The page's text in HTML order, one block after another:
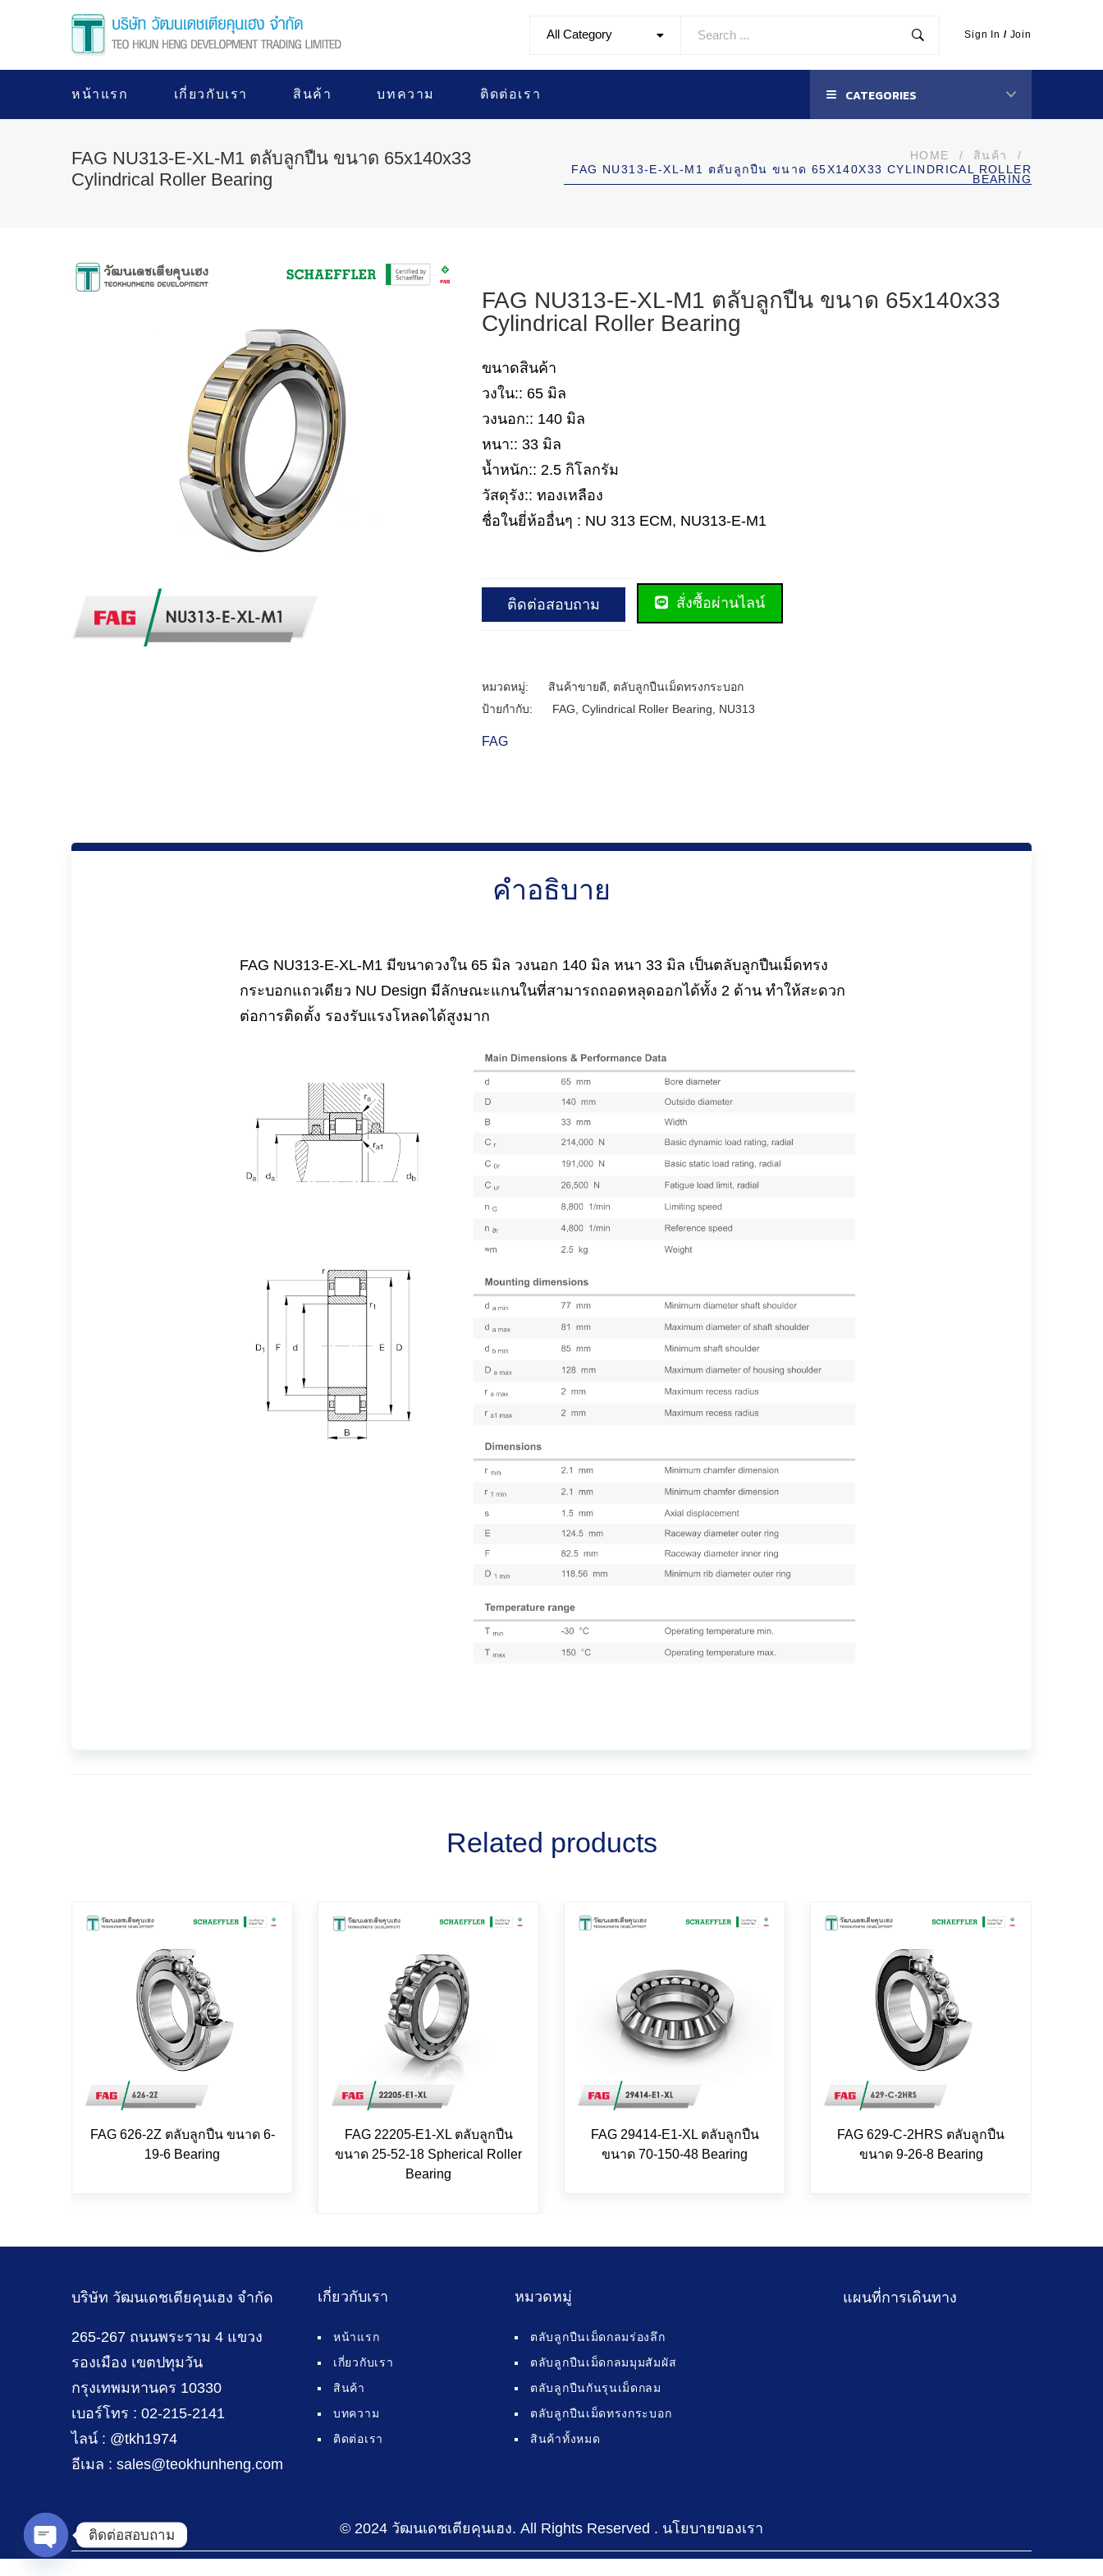
All Category Sign In / Join
หน้าแรก เกี่ยวกับเรา สินค้า บทความ ติดต่อเรา CATEGORIES
FAG NU313-E-XL-M1 ตลับลูกปืน ขนาด 65x140x33
Cylindrical Roller Bearing
HOME / สินค้า
/
FAG NU313-E-XL-M1 ตลับลูกปืน ขนาด 65X140X33 CYLINDRICAL ROLLER
BEARING
FAG NU313-E-XL-M1 ตลับลูกปืน ขนาด 65x140x33
Cylindrical Roller Bearing
ขนาดสินค้า
วงใน:: 65 มิล
วงนอก:: 140 มิล
หนา:: 33 มิล
น้ำหนัก:: 2.5 กิโลกรัม
วัสดุรัง:: ทองเหลือง
ชื่อในยี่ห้ออื่นๆ : NU 313 ECM, NU313-E-M1
ติดต่อสอบถาม สั่งซื้อผ่านไลน์
หมวดหมู่: สินค้าขายดี
ตลับลูกปืนเม็ดทรงกระบอก
ป้ายกำกับ:
FAG Cylindrical Roller Bearing NU313
FAG
คำอธิบาย
FAG NU313-E-XL-M1 มีขนาดวงใน 65 มิล วงนอก 140 มิล หนา 33 มิล เป็นตลับลูกปืนเม็ดทรง
กระบอกแถวเดียว NU Design มีลักษณะแกนในที่สามารถถอดหลุดออกได้ทั้ง 2 ด้าน ทำให้สะดวก
ต่อการติดตั้ง รองรับแรงโหลดได้สูงมาก
Related products
FAG 626-2Z ตลับลูกปืน ขนาด 6-
19-6 Bearing
FAG 22205-E1-XL ตลับลูกปืน
ขนาด 25-52-18 Spherical Roller
Bearing
FAG 29414-E1-XL ตลับลูกปืน
ขนาด 70-150-48 Bearing
FAG 629-C-2HRS ตลับลูกปืน
ขนาด 9-26-8 Bearing
บริษัท วัฒนเดชเตียคุนเฮง จำกัด
265-267 ถนนพระราม 4 แขวง
รองเมือง เขตปทุมวัน
กรุงเทพมหานคร 10330
เบอร์โทร : 02-215-2141
ไลน์ : @tkh1974
อีเมล : sales@teokhunheng.com
เกี่ยวกับเรา
หน้าแรก
เกี่ยวกับเรา
สินค้า
บทความ
ติดต่อเรา
หมวดหมู่
ตลับลูกปืนเม็ดกลมร่องลึก
ตลับลูกปืนเม็ดกลมมุมสัมผัส
ตลับลูกปืนกันรุนเม็ดกลม
ตลับลูกปืนเม็ดทรงกระบอก
สินค้าทั้งหมด
แผนที่การเดินทาง
© 2024 วัฒนเดชเตียคุนเฮง. All Rights Reserved . นโยบายของเรา
ติดต่อสอบถาม